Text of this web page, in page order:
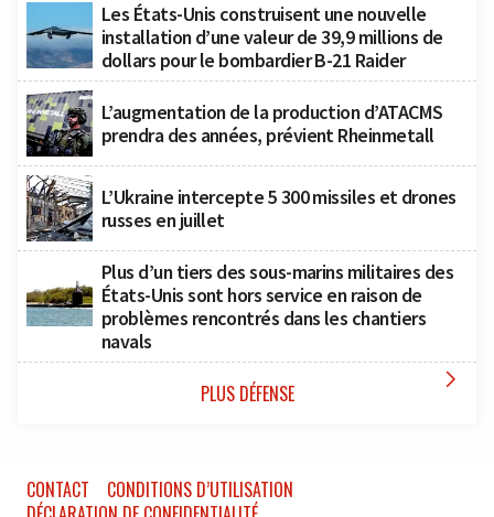
Les États-Unis construisent une nouvelle
installation d’une valeur de 39,9 millions de
dollars pour le bombardier B-21 Raider
L’augmentation de la production d’ATACMS
prendra des années, prévient Rheinmetall
L’Ukraine intercepte 5 300 missiles et drones
russes en juillet
Plus d’un tiers des sous-marins militaires des
États-Unis sont hors service en raison de
problèmes rencontrés dans les chantiers
navals
PLUS DÉFENSE 
CONTACT
CONDITIONS D’UTILISATION